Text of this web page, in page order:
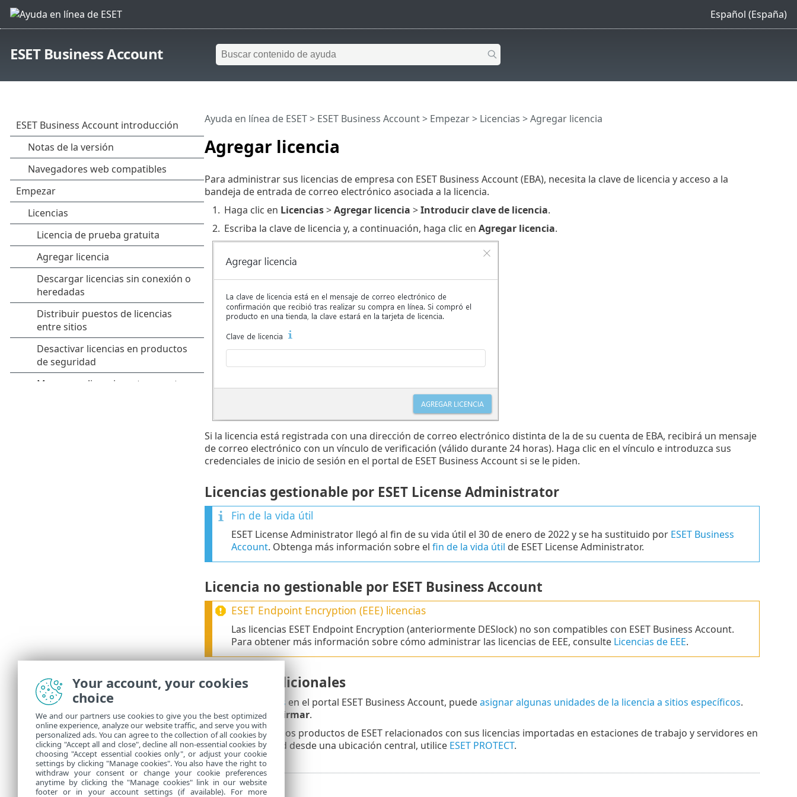
Español (España)
ESET Business Account
Agregar licencia
Ayuda en línea de ESET> ESET Business Account> Empezar> Licencias > Agregar licencia
Para administrar sus licencias de empresa con ESET Business Account (EBA), necesita la clave de licencia y acceso a la
bandeja de entrada de correo electrónico asociada a la licencia.
1. Haga clic en Licencias>Agregar licencia >Introducir clave de licencia.
2. Escriba la clave de licencia y, a continuación, haga clic en Agregar licencia.
Si la licencia está registrada con una dirección de correo electrónico distinta de la de su cuenta de EBA, recibirá un mensaje
de correo electrónico con un vínculo de verificación (válido durante 24 horas). Haga clic en el vínculo e introduzca sus
credenciales de inicio de sesión en el portal de ESET Business Account si se le piden.
Licencias gestionable por ESET License Administrator
Fin de la vida útil
ESET License Administrator llegó al fin de su vida útil el 30 de enero de 2022 y se ha sustituido por ESET Business
Account. Obtenga más información sobre el fin de la vida útil de ESET License Administrator.
Licencia no gestionable por ESET Business Account
ESET Endpoint Encryption (EEE) licencias
Las licencias ESET Endpoint Encryption (anteriormente DESlock) no son compatibles con ESET Business Account.
Para obtener más información sobre cómo administrar las licencias de EEE, consulte Licencias de EEE.
Opciones adicionales
sitios en el portal ESET Business Account, puedeasignar algunas unidades de la licencia a sitios específicos.
Haga clic enConfirmar.
Para administrar los productos de ESET relacionados con sus licencias importadas en estaciones de trabajo y servidores en
un entorno de red desde una ubicación central, utilice ESET PROTECT.
Your account, your cookies
choice
We and our partners use cookies to give you the best optimized
online experience, analyze our website traffic, and serve you with
personalized ads. You can agree to the collection of all cookies by
clicking "Accept all and close", decline all non-essential cookies by
choosing "Accept essential cookies only", or adjust your cookie
settings by clicking "Manage cookies". You also have the right to
withdraw your consent or change your cookie preferences
anytime by clicking the "Manage cookies" link in our website
footer or in your account settings (if available). For more